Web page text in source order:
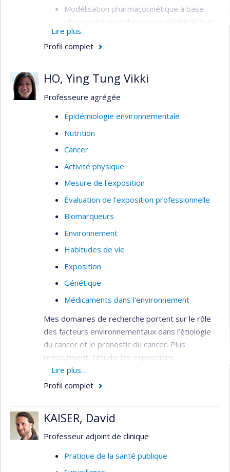
Modélisation pharmacocinétique à base
physiologique et dynamique (PBPK/PD) et
cellulaire
Études sur les modes d’action des
Toxicologie des nanoparticules
(nanotoxicologie et nanosécurité)
Lire plus…
Profil complet
HO, Ying Tung Vikki
Professeure agrégée
Épidémiologie environnementale
Nutrition
Cancer
Activité physique
Mesure de l'exposition
Évaluation de l'exposition professionnelle
Biomarqueurs
Environnement
Habitudes de vie
Exposition
Génétique
Médicaments dans l'environnement
Mes domaines de recherche portent sur le rôle
des facteurs environnementaux dans l’étiologie
du cancer et le pronostic du cancer. Plus
précisément, j’étudie les expositions
environnementales coutumières qui peuvent être
modifiées afin de prévenir l’apparition du cancer.
hétérocycliques (AHA), et hydrocarbures
aromatiques polycycliques (HAP)), les habitudes
(pesticides, gaz d’échappement des moteurs à
Lire plus…
Profil complet
KAISER, David
Professeur adjoint de clinique
Pratique de la santé publique